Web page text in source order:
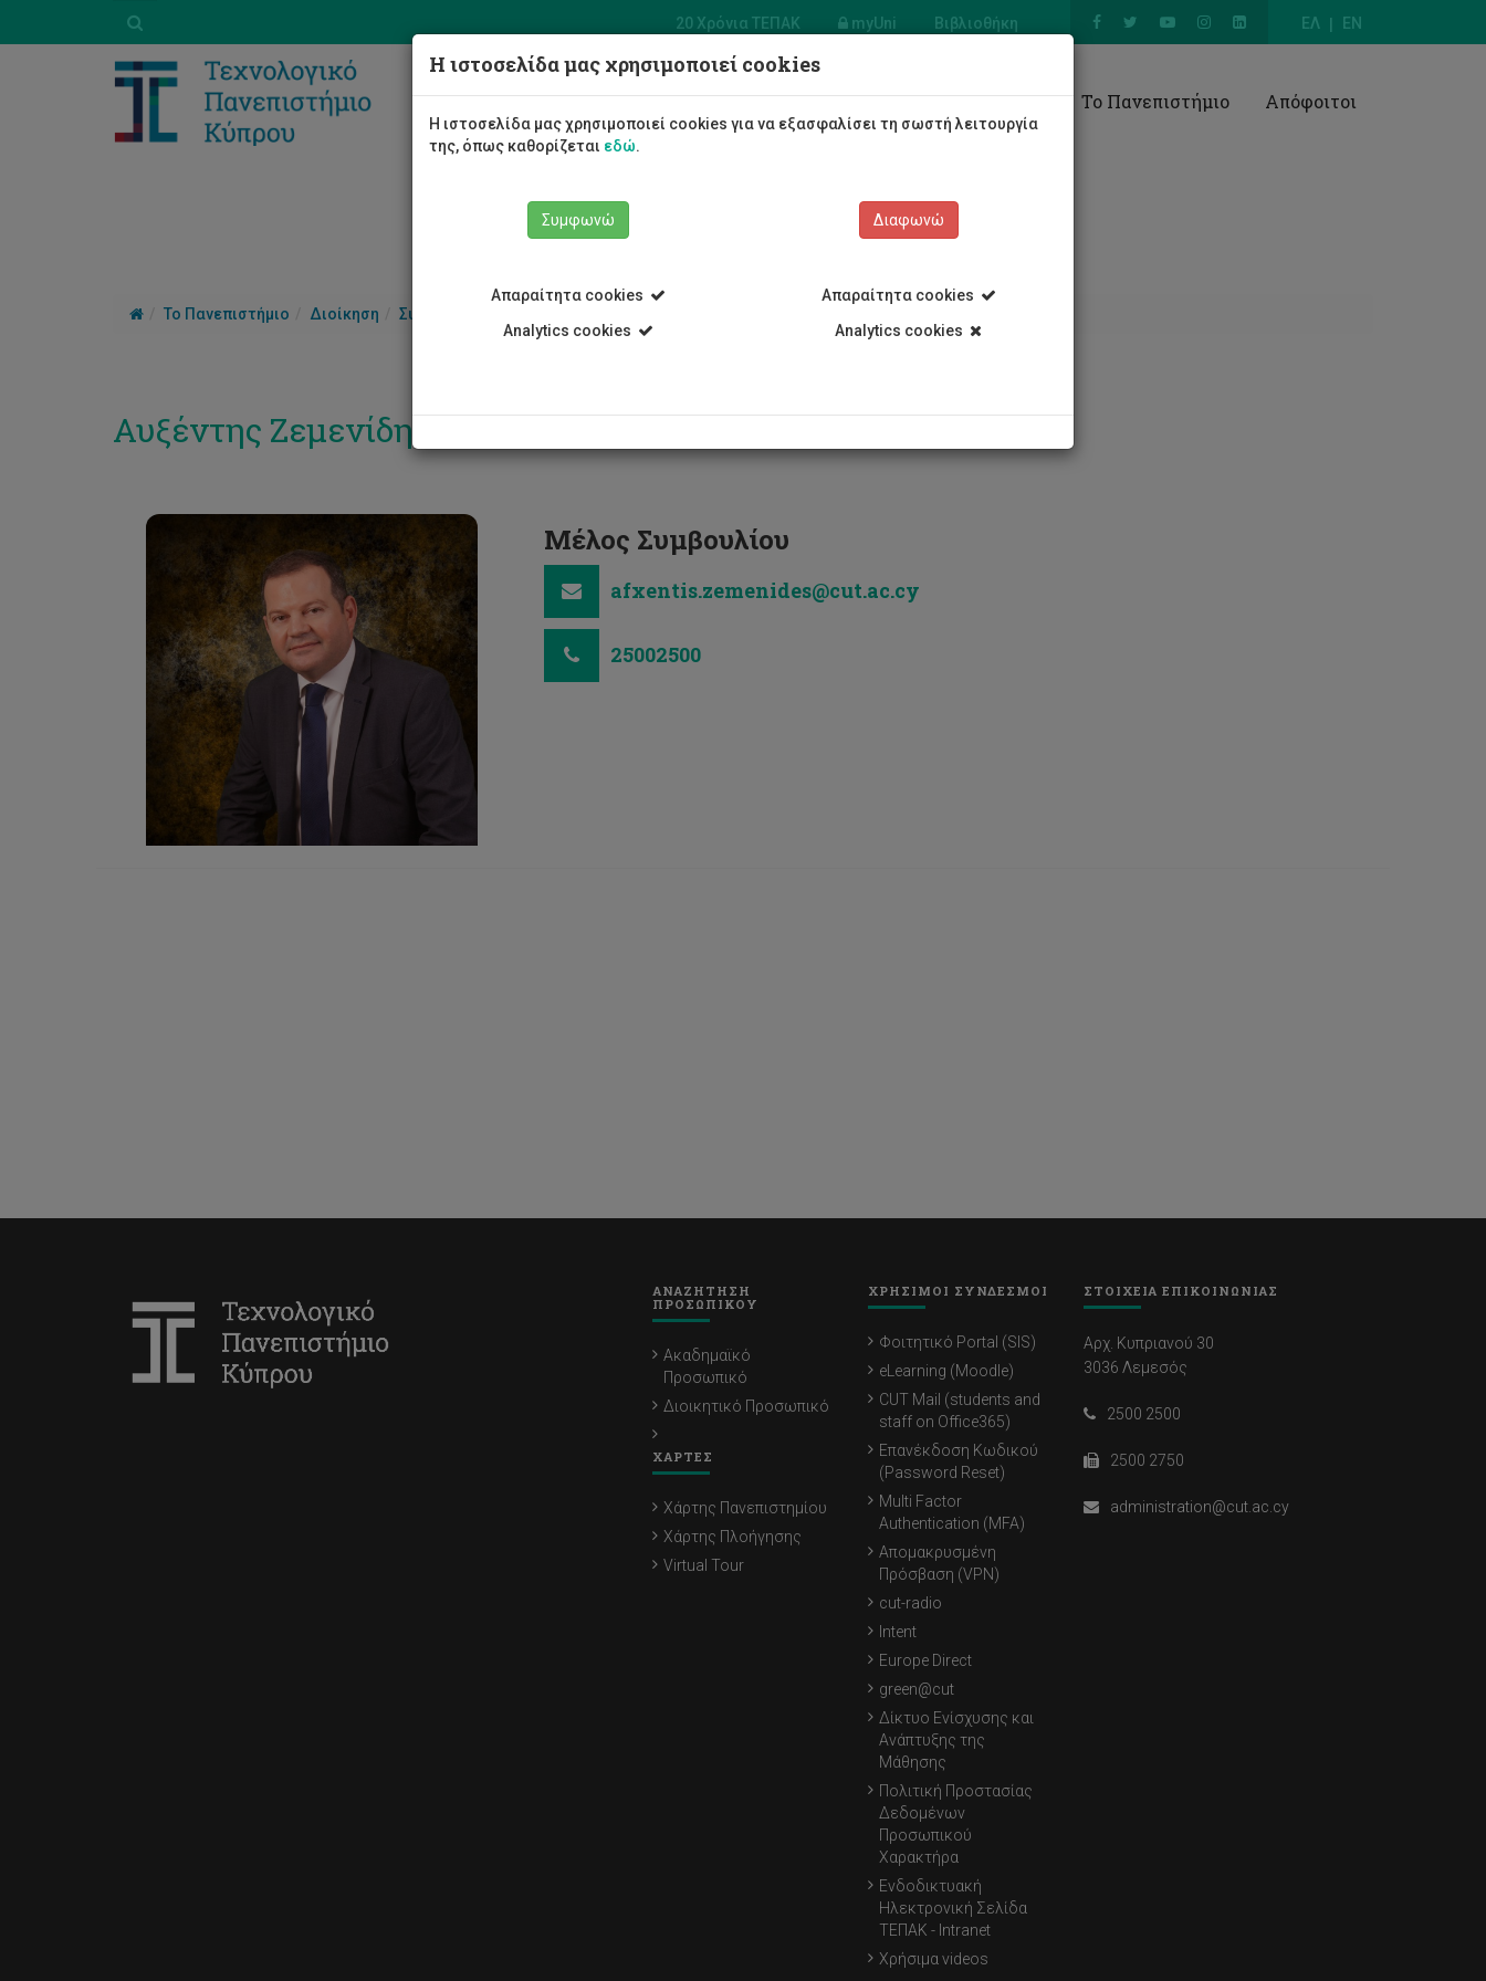
ΕΛ EN
20 Χρόνια ΤΕΠΑΚ myUni Βιβλιοθήκη
Φοιτητές/τριες Σπουδές Έρευνα Το Πανεπιστήμιο Απόφοιτοι
Το Πανεπιστήμιο Διοίκηση Συμβούλιο
Αυξέντης Ζεμενίδης
Μέλος Συμβουλίου
afxentis.zemenides@cut.ac.cy
25002500
ΑΝΑΖΗΤΗΣΗ
ΠΡΟΣΩΠΙΚΟΥ
Ακαδημαϊκό
Προσωπικό
Διοικητικό Προσωπικό
ΧΑΡΤΕΣ
Χάρτης Πανεπιστημίου
Χάρτης Πλοήγησης
Virtual Tour
ΧΡΗΣΙΜΟΙ ΣΥΝΔΕΣΜΟΙ
Φοιτητικό Portal (SIS)
eLearning (Moodle)
CUT Mail (students and
staff on Office365)
Επανέκδοση Κωδικού
(Password Reset)
Multi Factor
Authentication (MFA)
Απομακρυσμένη
Πρόσβαση (VPN)
cut-radio
Intent
Europe Direct
green@cut
Δίκτυο Ενίσχυσης και
Ανάπτυξης της
Μάθησης
Πολιτική Προστασίας
Δεδομένων
Προσωπικού
Χαρακτήρα
Ενδοδικτυακή
Ηλεκτρονική Σελίδα
ΤΕΠΑΚ - Intranet
Χρήσιμα videos
ΣΤΟΙΧΕΙΑ ΕΠΙΚΟΙΝΩΝΙΑΣ
Αρχ. Κυπριανού 30
3036 Λεμεσός
2500 2500
2500 2750
administration@cut.ac.cy
Η ιστοσελίδα μας χρησιμοποιεί cookies
Η ιστοσελίδα μας χρησιμοποιεί cookies για να εξασφαλίσει τη σωστή λειτουργία
της, όπως καθορίζεται εδώ.
Συμφωνώ
Απαραίτητα cookies
Analytics cookies
Διαφωνώ
Απαραίτητα cookies
Analytics cookies